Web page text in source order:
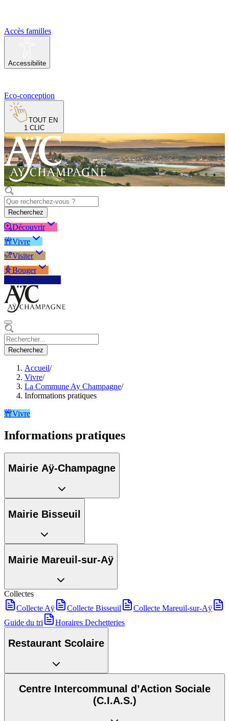
Accès familles
Accessibilite
Eco-conception
TOUT EN
1 CLIC
Recherchez
Découvrir
Vivre
Visiter
Bouger
Vos démarches
Recherchez
Accueil/
Vivre/
La Commune Ay Champagne/
Informations pratiques
Vivre
Informations pratiques
Mairie Aÿ-Champagne
Mairie Bisseuil
Mairie Mareuil-sur-Aÿ
Collectes
Collecte Aÿ
Collecte Bisseuil
Collecte Mareuil-sur-Aÿ
Guide du tri
Horaires Dechetteries
Restaurant Scolaire
Centre Intercommunal d’Action Sociale
(C.I.A.S.)